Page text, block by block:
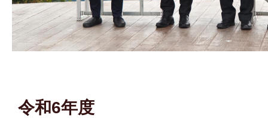
令和6年度